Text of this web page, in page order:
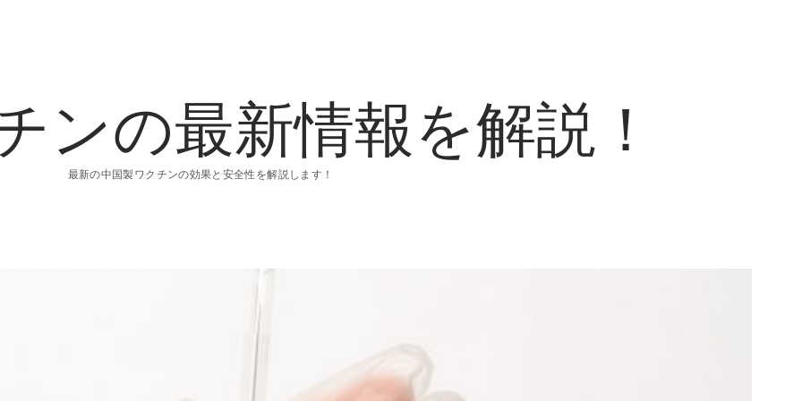
ンの最新情報を解説！
最新の中国製ワクチンの効果と安全性を解説します！